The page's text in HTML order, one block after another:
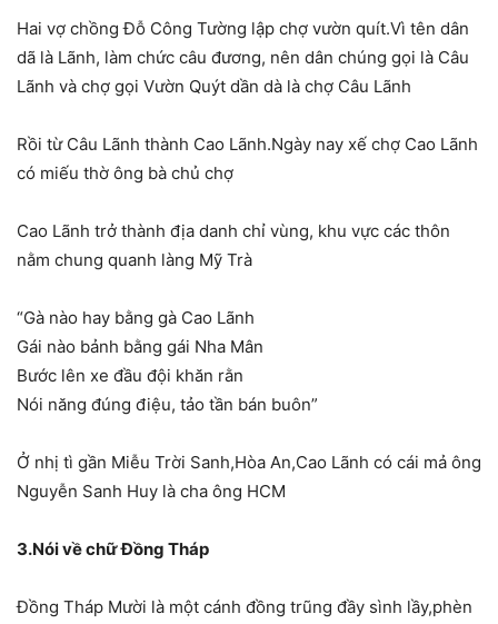
Hai vợ chồng Đỗ Công Tường lập chợ vườn quít.Vì tên dân
dã là Lãnh, làm chức câu đương, nên dân chúng gọi là Câu
Lãnh và chợ gọi Vườn Quýt dần dà là chợ Câu Lãnh
Rồi từ Câu Lãnh thành Cao Lãnh.Ngày nay xế chợ Cao Lãnh
có miếu thờ ông bà chủ chợ
Cao Lãnh trở thành địa danh chỉ vùng, khu vực các thôn
nằm chung quanh làng Mỹ Trà
“Gà nào hay bằng gà Cao Lãnh
Gái nào bảnh bằng gái Nha Mân
Bước lên xe đầu đội khăn rằn
Nói năng đúng điệu, tảo tần bán buôn”
Ở nhị tì gần Miễu Trời Sanh,Hòa An,Cao Lãnh có cái mả ông
Nguyễn Sanh Huy là cha ông HCM
3.Nói về chữ Đồng Tháp
Đồng Tháp Mười là một cánh đồng trũng đầy sình lầy,phèn